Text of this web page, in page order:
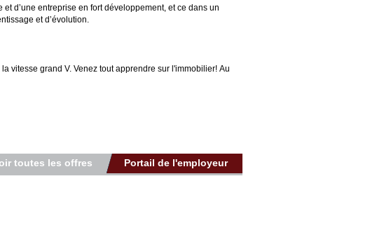
d’une entreprise en fort développement, et ce dans un
et d’évolution.
vitesse grand V. Venez tout apprendre sur l'immobilier! Au
Portail de l'employeur
toutes les offres